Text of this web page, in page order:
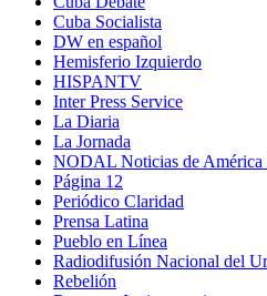
Cuba Socialista
DW en español
Hemisferio Izquierdo
HISPANTV
Inter Press Service
La Diaria
La Jornada
NODAL Noticias de América
Página 12
Periódico Claridad
Prensa Latina
Pueblo en Línea
Radiodifusión Nacional del
Rebelión